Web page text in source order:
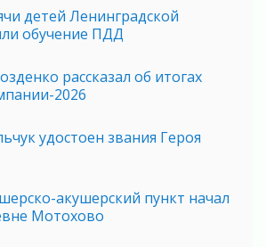
детей Ленинградской
обучение ПДД
рассказал об итогах
2026
удостоен звания Героя
акушерский пункт начал
Мотохово